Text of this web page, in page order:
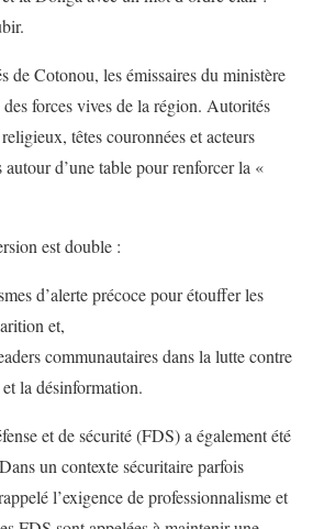
de Cotonou, les émissaires du ministère
forces vives de la région. Autorités
têtes couronnées et acteurs
d’une table pour renforcer la «
est double :
d’alerte précoce pour étouffer les
et,
communautaires dans la lutte contre
la désinformation.
et de sécurité (FDS) a également été
un contexte sécuritaire parfois
l’exigence de professionnalisme et